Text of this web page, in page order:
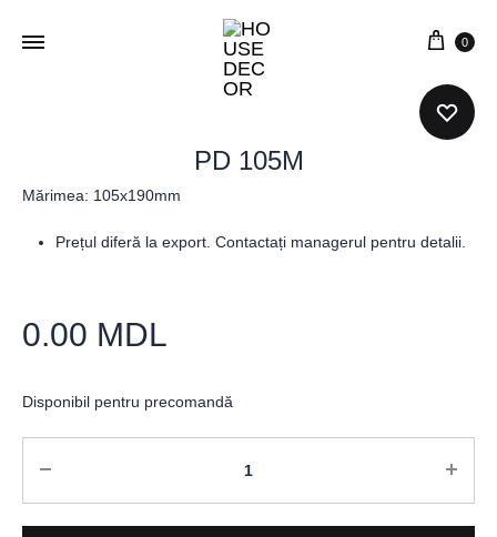
0
PD 105M
Mărimea: 105x190mm
Prețul diferă la export. Contactați managerul pentru detalii.
0.00 MDL
Disponibil pentru precomandă